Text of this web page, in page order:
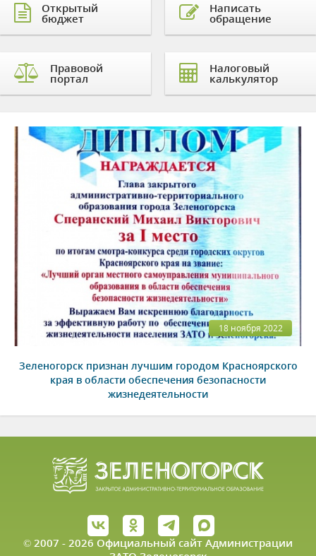
Открытый
бюджет
Правовой
портал
Написать
обращение
Налоговый
калькулятор
18 ноября 2022
Зеленогорск признан лучшим городом Красноярского
края в области обеспечения безопасности
жизнедеятельности
© 2007 - 2026 Официальный сайт Администрации